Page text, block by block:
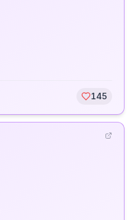
145